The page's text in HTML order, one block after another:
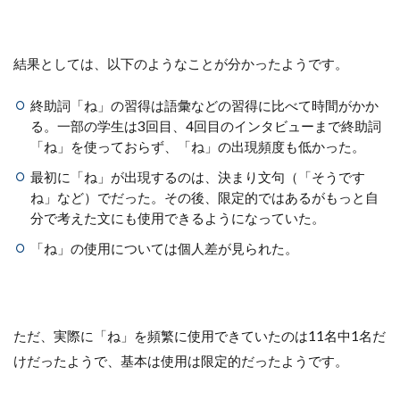
結果としては、以下のようなことが分かったようです。
終助詞「ね」の習得は語彙などの習得に比べて時間がかか
る。一部の学生は3回目、4回目のインタビューまで終助詞
「ね」を使っておらず、「ね」の出現頻度も低かった。
最初に「ね」が出現するのは、決まり文句（「そうです
ね」など）でだった。その後、限定的ではあるがもっと自
分で考えた文にも使用できるようになっていた。
「ね」の使用については個人差が見られた。
ただ、実際に「ね」を頻繁に使用できていたのは11名中1名だ
けだったようで、基本は使用は限定的だったようです。